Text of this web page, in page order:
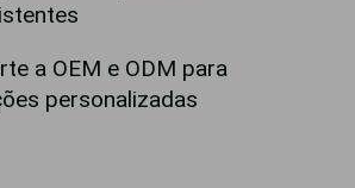
a OEM e ODM para
personalizadas